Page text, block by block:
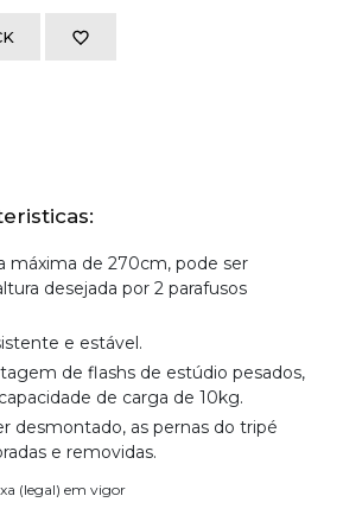
máxima de 270cm, pode ser
desejada por 2 parafusos
e estável.
de flashs de estúdio pesados,
de carga de 10kg.
desmontado, as pernas do tripé
e removidas.
(legal) em vigor